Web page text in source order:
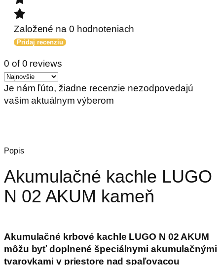
Založené na 0 hodnoteniach
Pridaj recenziu
0 of 0 reviews
Je nám ľúto, žiadne recenzie nezodpovedajú
vašim aktuálnym výberom
Popis
Akumulačné kachle LUGO
N 02 AKUM kameň
Akumulačné krbové kachle LUGO N 02 AKUM
môžu byť doplnené špeciálnymi akumulačnými
tvarovkami v priestore nad spaľovacou